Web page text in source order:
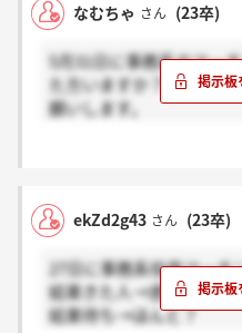
なむちゃ さん (23卒)
5月31日に事務系のマッ
た方いますか？情報少な
願いします。
ekZd2g43 さん (23卒)
27日に事務系役員マッチ
結果きた人→感謝
結果待ち→ほんと？